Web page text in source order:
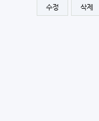
수정 삭제